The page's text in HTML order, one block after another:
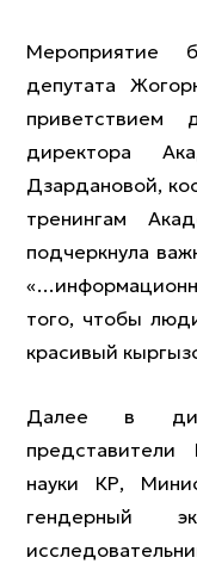
Мероприятие
депутата
приветствием
директора
Дзардановой,
тренингам
подчеркнула
того, чтобы
красивый
Далее в
науки КР,
гендерный